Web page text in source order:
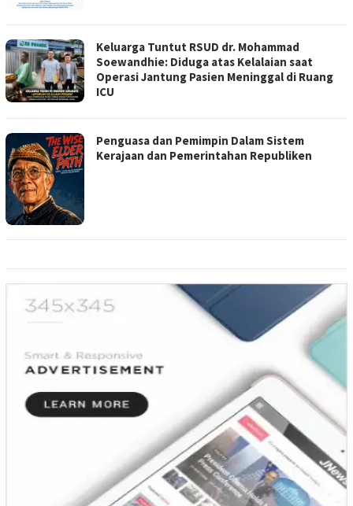
Keluarga Tuntut RSUD dr. Mohammad
Soewandhie: Diduga atas Kelalaian saat
Operasi Jantung Pasien Meninggal di Ruang
ICU
Penguasa dan Pemimpin Dalam Sistem
Kerajaan dan Pemerintahan Republiken